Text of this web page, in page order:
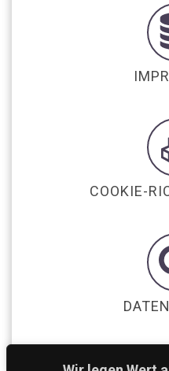
COOKIE-